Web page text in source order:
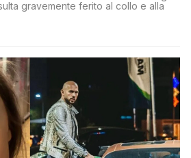
gravemente ferito al collo e alla